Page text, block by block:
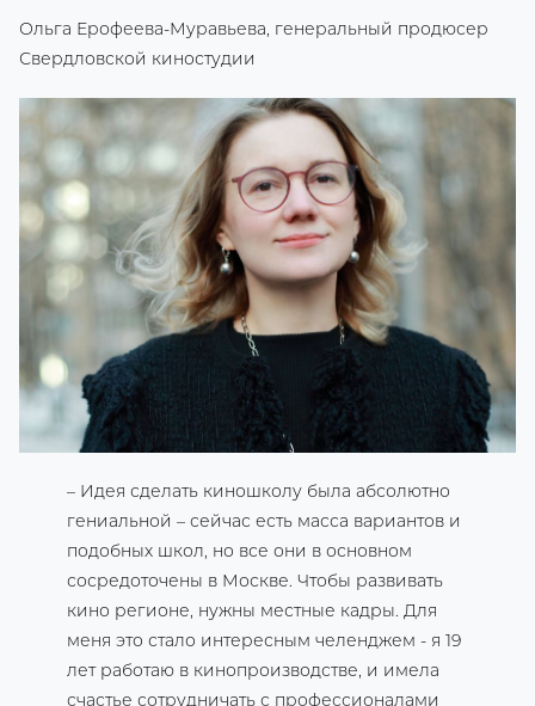
Ольга Ерофеева-Муравьева, генеральный продюсер
Свердловской киностудии
– Идея сделать киношколу была абсолютно
гениальной – сейчас есть масса вариантов и
подобных школ, но все они в основном
сосредоточены в Москве. Чтобы развивать
кино регионе, нужны местные кадры. Для
меня это стало интересным челенджем - я 19
лет работаю в кинопроизводстве, и имела
счастье сотрудничать с профессионалами